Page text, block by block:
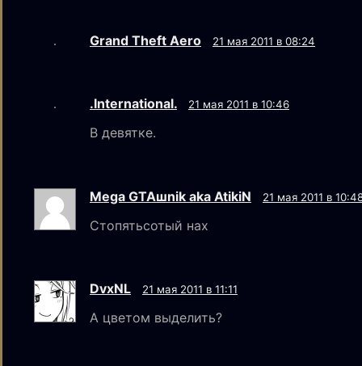
Grand Theft Aero 21 мая 2011 в 08:24
.International. 21 мая 2011 в 10:46
В девятке.
Mega GTAшnik aka AtikiN 21 мая 2011 в
Стопятьсотый нах
DvxNL 21 мая 2011 в 11:11
А цветом выделить?